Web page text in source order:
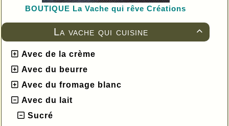
BOUTIQUE La Vache qui rêve Créations

La vache qui cuisine
Avec de la crème
Avec du beurre
Avec du fromage blanc
Avec du lait
Sucré